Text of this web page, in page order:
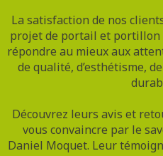
La satisfaction de nos
projet de portail et portillon
répondre au mieux aux
de qualité, d’esthétisme,
Découvrez leurs avis et
vous convaincre par le
Daniel Moquet. Leur